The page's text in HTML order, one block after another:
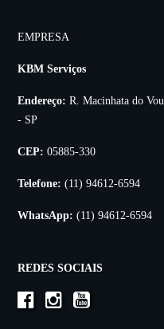
EMPRESA
KBM Serviços
Endereço: R. Macinhata do
- SP
CEP: 05885-330
Telefone: (11) 94612-6594
WhatsApp: (11) 94612-6594
REDES SOCIAIS